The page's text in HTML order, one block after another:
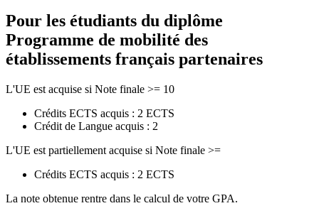
Pour les étudiants du diplôme
Programme de mobilité des
établissements français partenaires
L'UE est acquise si Note finale >= 10
Crédits ECTS acquis : 2 ECTS
Crédit de Langue acquis : 2
L'UE est partiellement acquise si Note finale >=
Crédits ECTS acquis : 2 ECTS
La note obtenue rentre dans le calcul de votre GPA.